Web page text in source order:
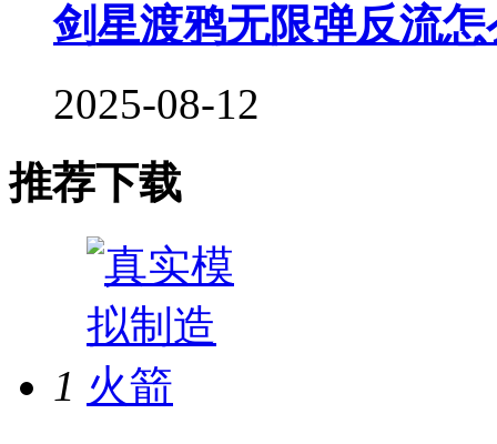
剑星渡鸦无限弹反流怎
2025-08-12
推荐下载
1